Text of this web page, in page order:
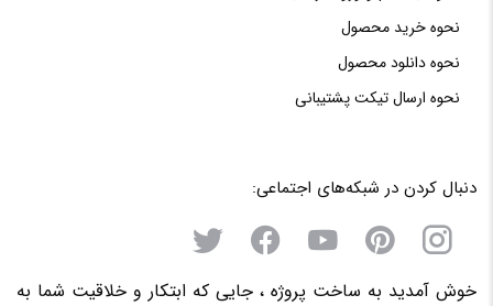
نحوه خرید محصول
نحوه دانلود محصول
نحوه‌ ارسال‌ تیکت‌ پشتیبانی
دنبال کردن در شبکه‌های اجتماعی:
خوش آمدید به ساخت پروژه ، جایی که ابتکار و خلاقیت شما به